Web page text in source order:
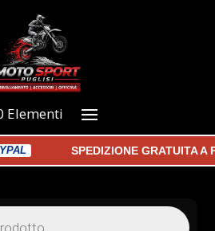
Elementi
SPEDIZIONE GRATUITA A